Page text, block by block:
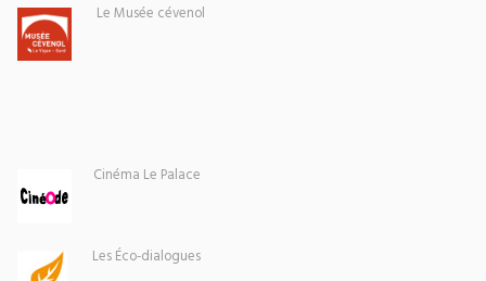
Le Musée cévenol
Cinéma Le Palace
Les Éco-dialogues